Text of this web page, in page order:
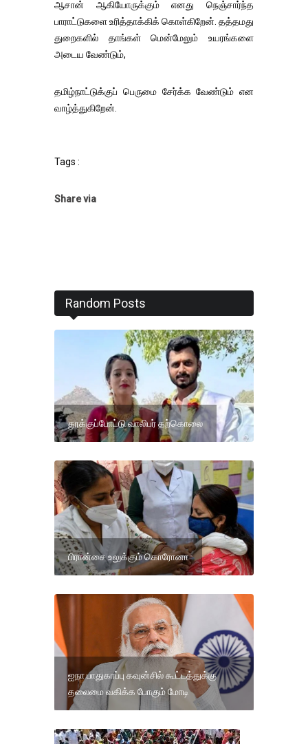
ஆசான் ஆகியோருக்கும் எனது நெஞ்சார்ந்த
பாராட்டுகளை உரித்தாக்கிக் கொள்கிறேன். தத்தமது
துறைகளில் தாங்கள் மென்மேலும் உயரங்களை
அடைய வேண்டும்,
தமிழ்நாட்டுக்குப் பெருமை சேர்க்க வேண்டும் என
வாழ்த்துகிறேன்.
Tags :
Share via
Random Posts
தூக்குப்போட்டு வாலிபர் தற்கொலை
பிரான்சை உலுக்கும் கொரோனா
ஐநா பாதுகாப்பு கவுன்சில் கூட்டத்துக்கு
தலைமை வகிக்க போகும் மோடி